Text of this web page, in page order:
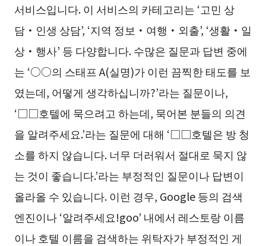
서비스입니다. 이 서비스의 카테고리는 ‘고민 상
담・인생 상담’, ‘지역 정보・여행・외출’, ‘생활・일
상・행사’ 등 다양합니다. 수많은 질문과 답변 중에
는 ‘○○의 스태프 A(실명)가 이런 끔찍한 태도를 보
였는데, 어떻게 생각하십니까?’라는 질문이나,
‘□□호텔에 묵으려고 하는데, 묵어본 분들의 의견
을 알려주세요.’라는 질문에 대해 ‘□□호텔은 방 청
소를 하지 않습니다. 너무 더러워서 절대로 묵지 않
는 것이 좋습니다.’라는 부정적인 질문이나 답변이
올라올 수 있습니다. 이런 경우, Google 등의 검색
엔진이나 ‘알려주세요!goo’ 내에서 레스토랑 이름
이나 호텔 이름을 검색하는 위탁자가 부정적인 게